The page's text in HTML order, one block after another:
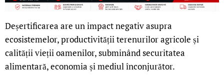
Deșertificarea are un impact negativ asupra
ecosistemelor, productivității terenurilor agricole și
calității vieții oamenilor, subminând securitatea
alimentară, economia și mediul înconjurător.